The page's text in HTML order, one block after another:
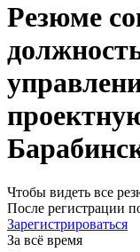
Резюме
Чтобы видеть все
После регистрации
Зарегистрироваться
За всё время